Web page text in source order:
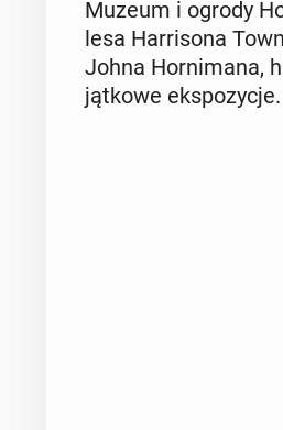
Muzeum i ogrody
le­sa Har­ri­so­na
Johna Hor­ni­ma­na,
jąt­ko­we eks­po­zy­cje.